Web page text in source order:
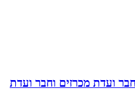
מכרזים וחבר ועדת